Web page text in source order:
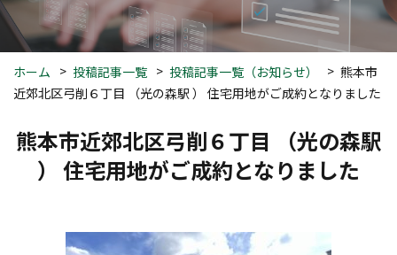
ホーム 投稿記事一覧 投稿記事一覧（お知らせ）
熊本市
近郊北区弓削６丁目 （光の森駅 ） 住宅用地がご成約となりました
熊本市近郊北区弓削６丁目 （光の森駅
） 住宅用地がご成約となりました